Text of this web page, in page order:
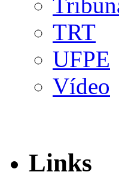
TRT
UFPE
Vídeo
Links